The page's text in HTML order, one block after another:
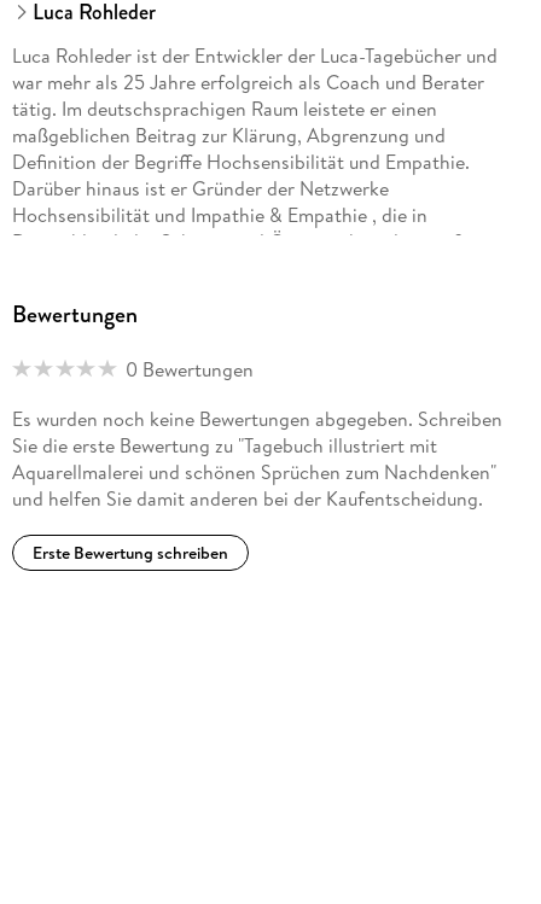
Luca Rohleder
Luca Rohleder ist der Entwickler der Luca-Tagebücher und
war mehr als 25 Jahre erfolgreich als Coach und Berater
tätig. Im deutschsprachigen Raum leistete er einen
maßgeblichen Beitrag zur Klärung, Abgrenzung und
Definition der Begriffe Hochsensibilität und Empathie.
Darüber hinaus ist er Gründer der Netzwerke
Hochsensibilität und Impathie & Empathie , die in
Deutschland, der Schweiz und Österreich zu den größten
Bewertungen
0 Bewertungen
Es wurden noch keine Bewertungen abgegeben. Schreiben
Sie die erste Bewertung zu "Tagebuch illustriert mit
Aquarellmalerei und schönen Sprüchen zum Nachdenken"
und helfen Sie damit anderen bei der Kaufentscheidung.
Erste Bewertung schreiben